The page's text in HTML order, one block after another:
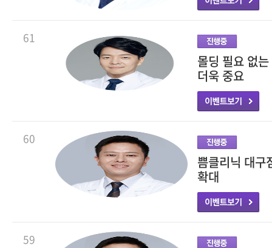
61
몰딩 필요 없
더욱 중요
60
쁨클리닉 대구
확대
59